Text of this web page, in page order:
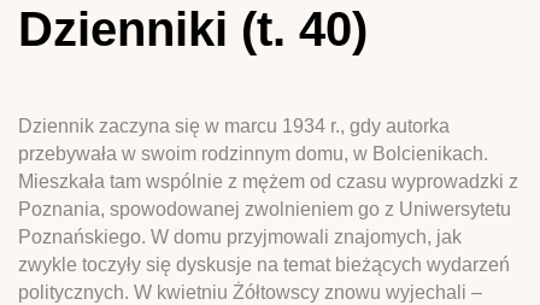
Dzienniki (t. 40)
Dziennik zaczyna się w marcu 1934 r., gdy autorka
przebywała w swoim rodzinnym domu, w Bolcienikach.
Mieszkała tam wspólnie z mężem od czasu wyprowadzki z
Poznania, spowodowanej zwolnieniem go z Uniwersytetu
Poznańskiego. W domu przyjmowali znajomych, jak
zwykle toczyły się dyskusje na temat bieżących wydarzeń
politycznych. W kwietniu Żółtowscy znowu wyjechali –